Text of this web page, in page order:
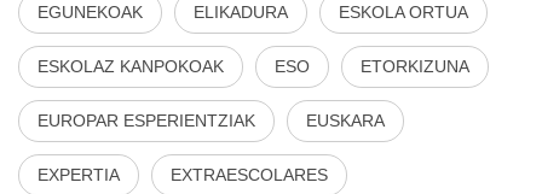
EGUNEKOAK ELIKADURA ESKOLA ORTUA
ESKOLAZ KANPOKOAK ESO ETORKIZUNA
EUROPAR ESPERIENTZIAK EUSKARA
EXPERTIA EXTRAESCOLARES